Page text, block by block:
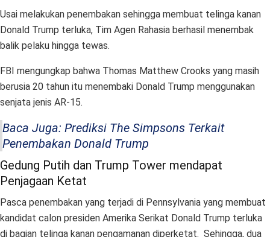
Usai melakukan penembakan sehingga membuat telinga kanan
Donald Trump terluka, Tim Agen Rahasia berhasil menembak
balik pelaku hingga tewas.
FBI mengungkap bahwa Thomas Matthew Crooks yang masih
berusia 20 tahun itu menembaki Donald Trump menggunakan
senjata jenis AR-15.
Baca Juga: Prediksi The Simpsons Terkait
Penembakan Donald Trump
Gedung Putih dan Trump Tower mendapat
Penjagaan Ketat
Pasca penembakan yang terjadi di Pennsylvania yang membuat
kandidat calon presiden Amerika Serikat Donald Trump terluka
di bagian telinga kanan pengamanan diperketat. Sehingga, dua